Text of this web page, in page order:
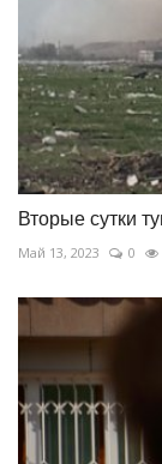
Вторые сутки
Май 13, 2023 0